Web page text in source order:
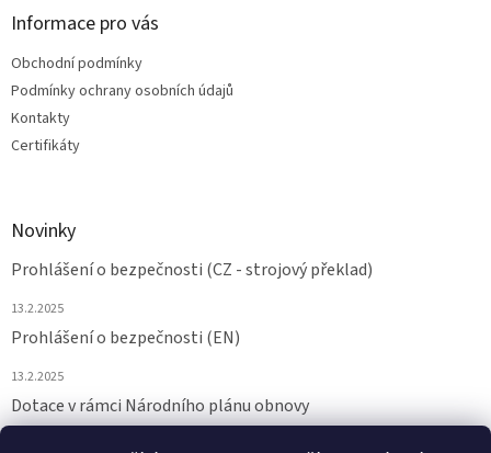
Informace pro vás
Obchodní podmínky
Podmínky ochrany osobních údajů
Kontakty
Certifikáty
Novinky
Prohlášení o bezpečnosti (CZ - strojový překlad)
13.2.2025
Prohlášení o bezpečnosti (EN)
13.2.2025
Dotace v rámci Národního plánu obnovy